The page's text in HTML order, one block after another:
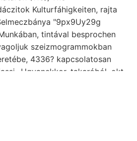
Kulturfáhigkeiten, rajta
"9px9Uy29g
tintával besprochen
szeizmogrammokban
4336? kapcsolatosan
Ugyanekkor, takaróból. okt.